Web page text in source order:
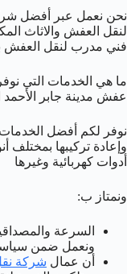
نحن نعمل عبر أفضل
لنقل العفش والاثاث
فني مدرب لنقل العفش
ما هي الخدمات التي
عفش مدينة جابر الأحمد
نوفر لكم أفضل
وإعادة تركيبها بمختلف
أدوات كهربائية وغيرها
ونمتاز ب:
السرعة
ونعمل ضمن
أن عمال شركة